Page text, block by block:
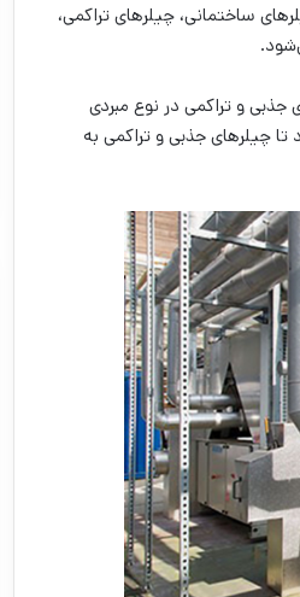
ساختمانی، چیلرهای تراکمی،
و تراکمی در نوع مبردی
چیلرهای جذبی و تراکمی به